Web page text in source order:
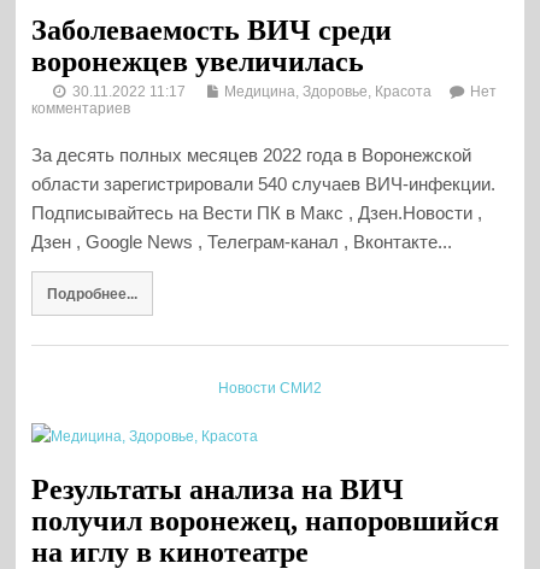
Заболеваемость ВИЧ среди
воронежцев увеличилась
30.11.2022 11:17 Медицина, Здоровье, Красота
Нет
комментариев
За десять полных месяцев 2022 года в Воронежской
области зарегистрировали 540 случаев ВИЧ-инфекции.
Подписывайтесь на Вести ПК в Макс , Дзен.Новости ,
Дзен , Google News , Телеграм-канал , Вконтакте...
Подробнее...
Новости СМИ2
Результаты анализа на ВИЧ
получил воронежец, напоровшийся
на иглу в кинотеатре